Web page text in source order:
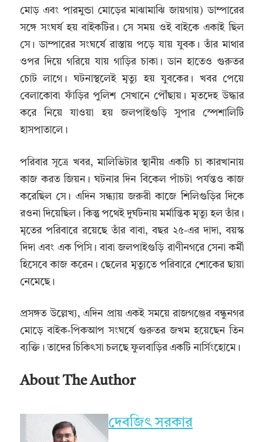
মোড় এবং পারমুন্ডা মোড়ের মাঝামাঝি জায়গায়) ডাম্পারের
সঙ্গে সংঘর্ষ হয় বাইকটির। সে সময় ওই বাইকে একাই ছিল
সে। ডাম্পারের সংঘর্ষে রাস্তায় পড়ে যায় যুবক। তাঁর মাথার
ওপর দিয়ে গরিয়ে যায় গাড়ির চাকা। ডান হাতেও গুরুতর
চোট লাগে। ঘটনাস্থলেই মৃত্যু হয় যুবকের। খবর পেয়ে
বেলাকোবা ফাঁড়ির পুলিশ সেখানে পৌঁছায়। মৃতদেহ উদ্ধার
করে নিয়ে যাওয়া হয় জলপাইগুড়ি সুপার স্পেশালিটি
হাসপাতালে।
পরিবার সূত্রে খবর, মালিভিটার স্থানীয় একটি চা কারখানায়
কাজ করত জিয়ন। ঘটনার দিন বিকেল পাঁচটা পর্যন্তও কাজ
করেছিল সে। এদিন সন্ধ্যায় জরুরী কাজে শিলিগুড়ির দিকে
রওনা দিয়েছিল। কিন্তু পথেই দুর্ঘটনায় মর্মান্তিক মৃত্যু হল তাঁর।
মৃতের পরিবারে রয়েছে তাঁর বাবা, বছর ২৫-এর দাদা, বয়স্ক
দিদা এবং এক পিসি। বাবা জলপাইগুড়ি রাণীনগরে সেনা কর্মী
হিসেবে কাজ করেন। ছেলের মৃত্যুতে পরিবারে শোকের ছায়া
নেমেছে।
প্রসঙ্গত উল্লেখ্য, এদিন প্রায় একই সময়ে রাজগঞ্জের বন্ধুনগর
মোড়ে বাইক-পিকআপ সংঘর্ষে গুরুতর জখম হয়েছেন তিন
ব্যক্তি। তাদের চিকিৎসা চলছে ফুলবাড়ির একটি নার্সিংহোমে।
About The Author
দেবজিৎ সরকার